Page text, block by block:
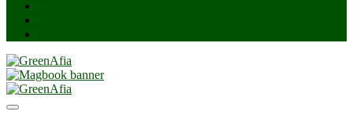
GreenAfia